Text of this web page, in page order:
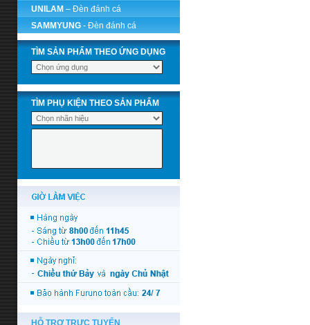
UNILAM – Đèn đánh cá
SAMMYUNG - Đèn đánh cá
TÌM SẢN PHẨM THEO ỨNG DỤNG
TÌM PHỤ KIỆN THEO SẢN PHẨM